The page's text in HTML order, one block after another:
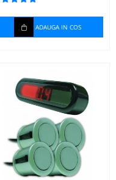
ADAUGA IN COS